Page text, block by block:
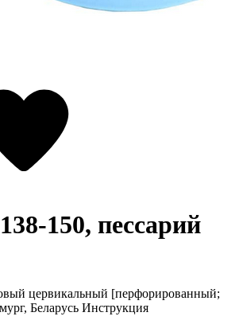
150, пессарий
цервикальный [перфорированный;
Беларусь Инструкция